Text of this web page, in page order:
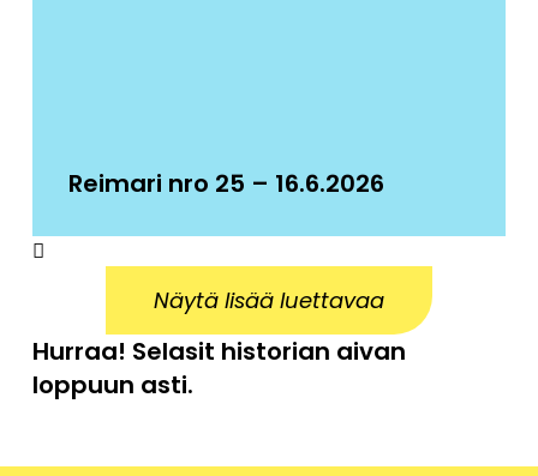
Reimari nro 25 – 16.6.2026
Näytä lisää luettavaa
Hurraa! Selasit historian aivan
loppuun asti.